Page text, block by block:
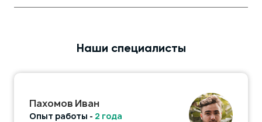
Наши специалисты
Пахомов Иван
Опыт работы - 2 года